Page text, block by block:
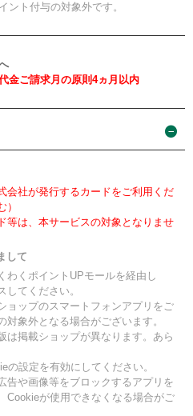
ント付与の対象外です。
金ご請求月の原則4ヵ月以内
会社が発行するカードをご利用くだ
等は、本サービスの対象となりませ
して
わくポイントUPモールを経由し
してください。
ョップのスマートフォンアプリをご
象外となる場合がございます。
は掲載ショップが異なります。あら
の設定を有効にしてください。
告や画像等をブロックするアプリを
Cookieが使用できなくなる場合がご